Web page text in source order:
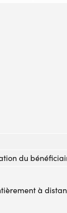
du
à